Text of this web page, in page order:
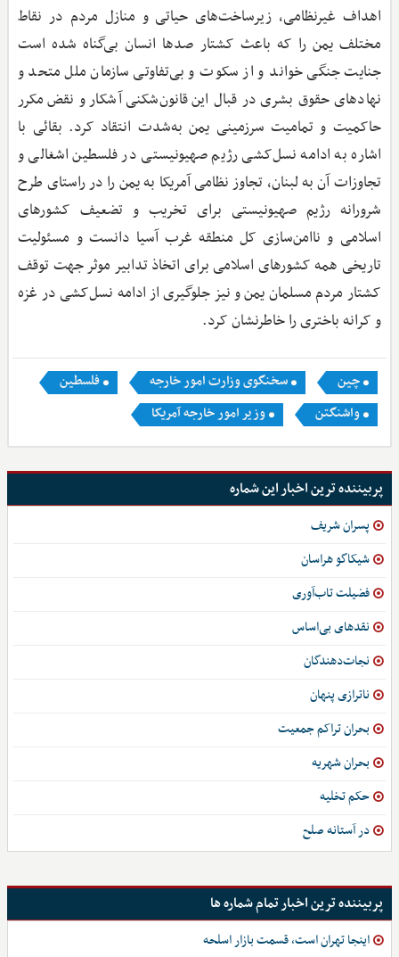
اهداف غیرنظامی، زیرساخت‌های حیاتی و منازل مردم در نقاط
مختلف یمن را که باعث کشتار صدها انسان بی‌گناه شده است
جنایت جنگی خواند و از سکوت و بی‌تفاوتی سازمان ملل متحد و
نهادهای حقوق بشری در قبال این قانون‌شکنی آشکار و نقض مکرر
حاکمیت و تمامیت سرزمینی یمن به‌شدت انتقاد کرد. بقائی با
اشاره به ادامه نسل‌کشی رژیم صهیونیستی در فلسطین اشغالی و
تجاوزات آن به لبنان، تجاوز نظامی آمریکا به یمن را در راستای طرح
شرورانه رژیم صهیونیستی برای تخریب و تضعیف کشورهای
اسلامی و ناامن‌سازی کل منطقه غرب آسیا دانست و مسئولیت
تاریخی همه کشورهای اسلامی برای اتخاذ تدابیر موثر جهت توقف
کشتار مردم مسلمان یمن و نیز جلوگیری از ادامه نسل‌کشی در غزه
و کرانه باختری را خاطرنشان کرد.
چین سخنگوی وزارت امور خارجه
فلسطین
واشنگتن
وزیر امور خارجه آمریکا
پربیننده ترین اخبار این شماره
پسران شریف
شیکاگو هراسان
فضیلت تاب‌آوری
نقدهای بی‌اساس
نجات‌دهندگان
ناترازی پنهان
بحران تراکم جمعیت
بحران شهریه
حکم تخلیه
در آستانه صلح
پربیننده ترین اخبار تمام شماره ها
اینجا تهران است، قسمت بازار اسلحه